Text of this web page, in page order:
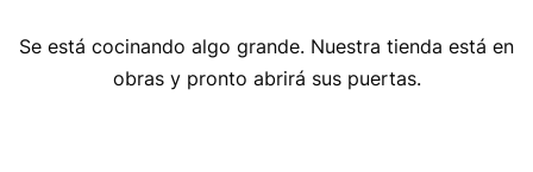
Se está cocinando algo grande. Nuestra tienda está en
obras y pronto abrirá sus puertas.